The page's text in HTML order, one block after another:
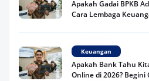
Apakah Gadai BPKB
Cara Lembaga
Keuangan
Apakah Bank Tahu
Online di 2026?